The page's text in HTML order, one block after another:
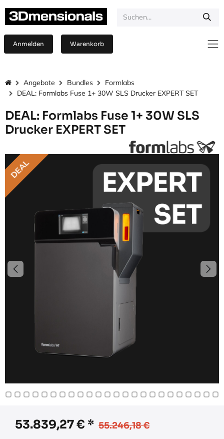
Anmelden Warenkorb
Angebote Bundles
Formlabs
DEAL: Formlabs Fuse 1+ 30W SLS Drucker EXPERT SET
DEAL: Formlabs Fuse 1+ 30W SLS
Drucker EXPERT SET
DEAL
53.839,27€ 55.246,18€